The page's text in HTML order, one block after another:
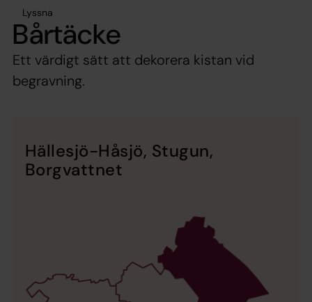
Lyssna
Bårtäcke
Ett värdigt sätt att dekorera kistan vid
begravning.
Hällesjö-Håsjö, Stugun,
Borgvattnet